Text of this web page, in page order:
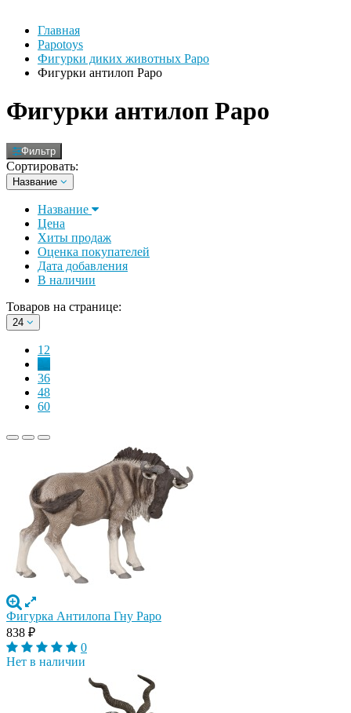
Главная
Papotoys
Фигурки диких животных Papo
Фигурки антилоп Papo
Фигурки антилоп Papo
Фильтр
Сортировать:
Название
Название
Цена
Хиты продаж
Оценка покупателей
Дата добавления
В наличии
Товаров на странице:
24
12
24
36
48
60
Фигурка Антилопа Гну Papo
838 ₽
0
Нет в наличии